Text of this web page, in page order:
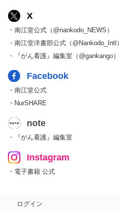
X
・南江堂公式（@nankodo_NEWS）
・南江堂洋書部公式（@Nankodo_Intl）
・『がん看護』編集室（@gankango）
Facebook
・南江堂公式
・NurSHARE
note
・『がん看護』編集室
Instagram
・電子書籍 公式
ログイン